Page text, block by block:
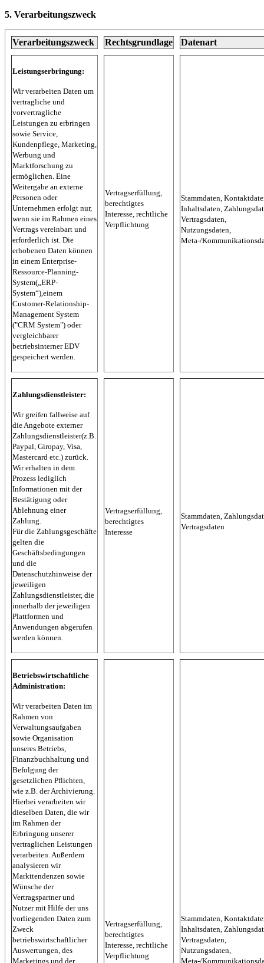
5. Verarbeitungszweck
Verarbeitungszweck Rechtsgrundlage Datenart
Leistungserbringung:
Wir verarbeiten Daten um
vertragliche und
vorvertragliche
Leistungen zu erbringen
sowie Service,
Kundenpflege, Marketing,
Werbung und
Marktforschung zu
ermöglichen. Eine
Weitergabe an externe
Personen oder
Unternehmen erfolgt nur,
wenn sie im Rahmen eines
Vertrags vereinbart und
erforderlich ist. Die
erhobenen Daten können
in einem Enterprise-
Ressource-Planning-
System(„ERP-
System“),einem
Customer-Relationship-
Management System
("CRM System") oder
vergleichbarer
betriebsinterner EDV
gespeichert werden.
Vertragserfüllung,
berechtigtes
Interesse, rechtliche
Verpflichtung
Stammdaten,
Inhaltsdaten,
Vertragsdaten,
Nutzungsdaten,
Meta-/
Zahlungsdienstleister:
Wir greifen fallweise auf
die Angebote externer
Zahlungsdienstleister(z.B.
Paypal, Giropay, Visa,
Mastercard etc.) zurück.
Wir erhalten in dem
Prozess lediglich
Informationen mit der
Bestätigung oder
Ablehnung einer
Zahlung.
Für die Zahlungsgeschäfte
gelten die
Geschäftsbedingungen
und die
Datenschutzhinweise der
jeweiligen
Zahlungsdienstleister, die
innerhalb der jeweiligen
Plattformen und
Anwendungen abgerufen
werden können.
Vertragserfüllung,
berechtigtes
Interesse
Stammdaten,
Vertragsdaten
Betriebswirtschaftliche
Administration:
Wir verarbeiten Daten im
Rahmen von
Verwaltungsaufgaben
sowie Organisation
unseres Betriebs,
Finanzbuchhaltung und
Befolgung der
gesetzlichen Pflichten,
wie z.B. der Archivierung.
Hierbei verarbeiten wir
dieselben Daten, die wir
im Rahmen der
Erbringung unserer
vertraglichen Leistungen
verarbeiten. Außerdem
analysieren wir
Markttendenzen sowie
Wünsche der
Vertragspartner und
Nutzer mit Hilfe der uns
vorliegenden Daten zum
Zweck
betriebswirtschaftlicher
Auswertungen, des
Marketings und der
Vertragserfüllung,
berechtigtes
Interesse, rechtliche
Verpflichtung
Stammdaten,
Inhaltsdaten,
Vertragsdaten,
Nutzungsdaten,
Meta-/